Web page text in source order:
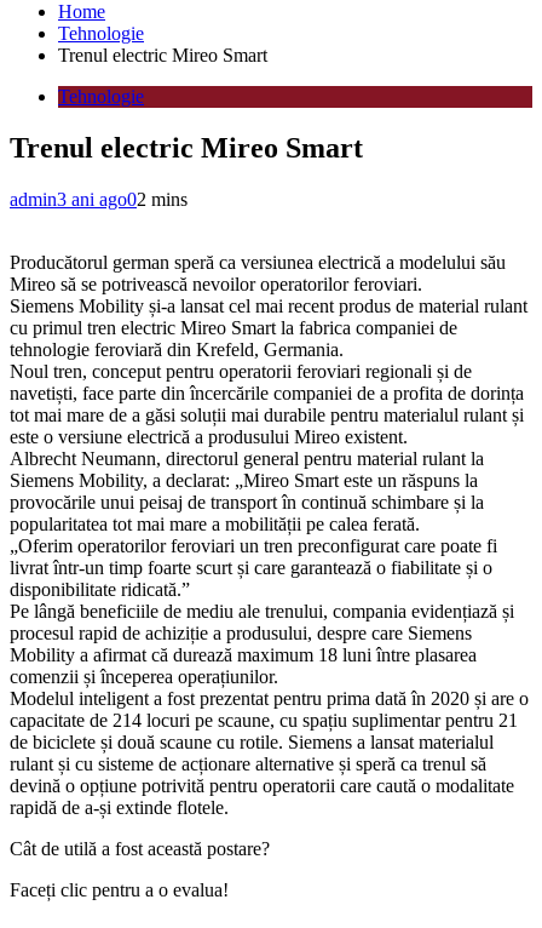
Home
Tehnologie
Trenul electric Mireo Smart
Tehnologie
Trenul electric Mireo Smart
admin3 ani ago02 mins
Producătorul german speră ca versiunea electrică a modelului său
Mireo să se potrivească nevoilor operatorilor feroviari.
Siemens Mobility și-a lansat cel mai recent produs de material rulant
cu primul tren electric Mireo Smart la fabrica companiei de
tehnologie feroviară din Krefeld, Germania.
Noul tren, conceput pentru operatorii feroviari regionali și de
navetiști, face parte din încercările companiei de a profita de dorința
tot mai mare de a găsi soluții mai durabile pentru materialul rulant și
este o versiune electrică a produsului Mireo existent.
Albrecht Neumann, directorul general pentru material rulant la
Siemens Mobility, a declarat: „Mireo Smart este un răspuns la
provocările unui peisaj de transport în continuă schimbare și la
popularitatea tot mai mare a mobilității pe calea ferată.
„Oferim operatorilor feroviari un tren preconfigurat care poate fi
livrat într-un timp foarte scurt și care garantează o fiabilitate și o
disponibilitate ridicată.”
Pe lângă beneficiile de mediu ale trenului, compania evidențiază și
procesul rapid de achiziție a produsului, despre care Siemens
Mobility a afirmat că durează maximum 18 luni între plasarea
comenzii și începerea operațiunilor.
Modelul inteligent a fost prezentat pentru prima dată în 2020 și are o
capacitate de 214 locuri pe scaune, cu spațiu suplimentar pentru 21
de biciclete și două scaune cu rotile. Siemens a lansat materialul
rulant și cu sisteme de acționare alternative și speră ca trenul să
devină o opțiune potrivită pentru operatorii care caută o modalitate
rapidă de a-și extinde flotele.
Cât de utilă a fost această postare?
Faceți clic pentru a o evalua!